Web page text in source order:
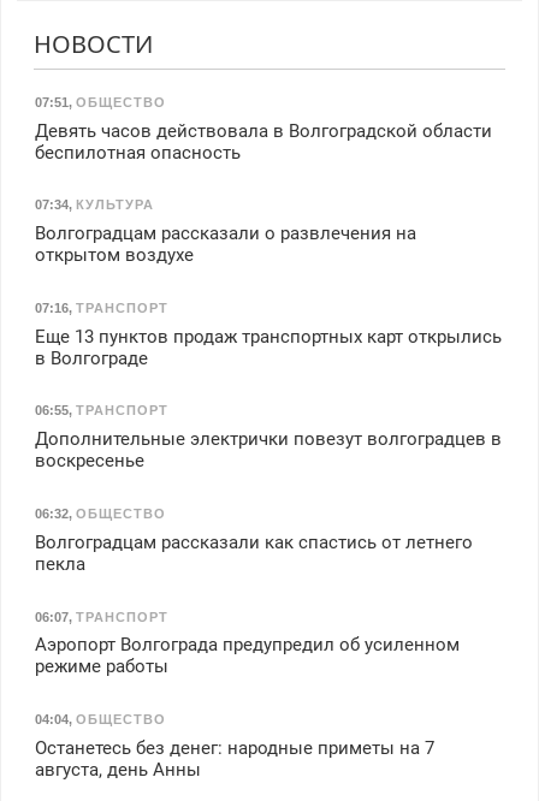
НОВОСТИ
07:51, ОБЩЕСТВО
Девять часов действовала в Волгоградской области
беспилотная опасность
07:34, КУЛЬТУРА
Волгоградцам рассказали о развлечения на
открытом воздухе
07:16, ТРАНСПОРТ
Еще 13 пунктов продаж транспортных карт открылись
в Волгограде
06:55, ТРАНСПОРТ
Дополнительные электрички повезут волгоградцев в
воскресенье
06:32, ОБЩЕСТВО
Волгоградцам рассказали как спастись от летнего
пекла
06:07, ТРАНСПОРТ
Аэропорт Волгограда предупредил об усиленном
режиме работы
04:04, ОБЩЕСТВО
Останетесь без денег: народные приметы на 7
августа, день Анны